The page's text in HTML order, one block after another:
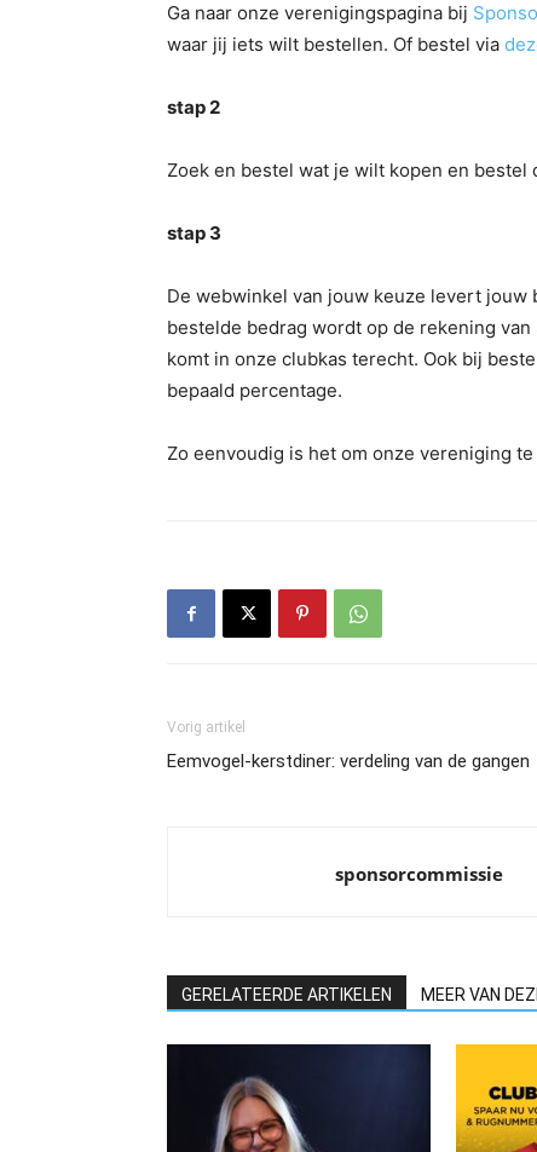
Ga naar onze verenigingspagina bij
waar jij iets wilt bestellen. Of bestel via
stap 2
Zoek en bestel wat je wilt kopen en bestel
stap 3
De webwinkel van jouw keuze levert jouw
bestelde bedrag wordt op de rekening
komt in onze clubkas terecht. Ook bij
bepaald percentage.
Zo eenvoudig is het om onze vereniging
Vorig artikel
Eemvogel-kerstdiner: verdeling van de gangen
sponsorcommissie
GERELATEERDE ARTIKELEN MEER VAN